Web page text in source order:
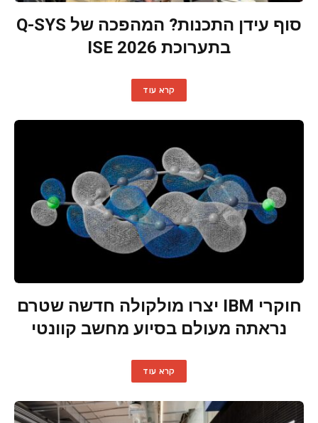
סוף עידן התכנות? המהפכה של Q-SYS
בתערוכת ISE 2026
קרא עוד
חוקרי IBM יצרו מולקולה חדשה שטרם
נראתה מעולם בסיוע מחשב קוונטי
קרא עוד